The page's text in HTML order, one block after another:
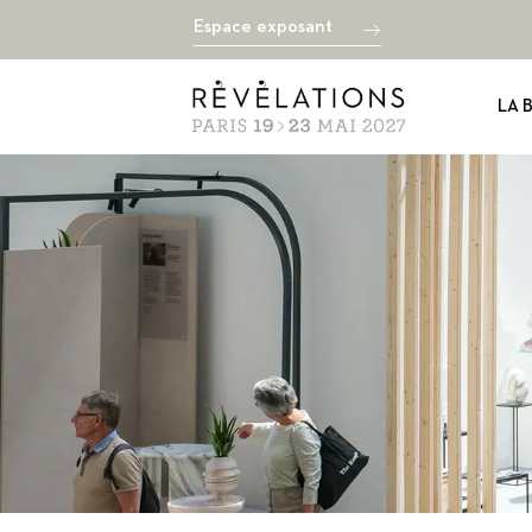
Espace exposant
LA